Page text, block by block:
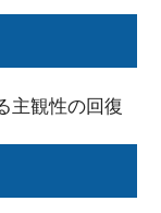
観性の回復